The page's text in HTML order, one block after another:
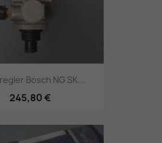
Bosch NG SK...
245,80 €